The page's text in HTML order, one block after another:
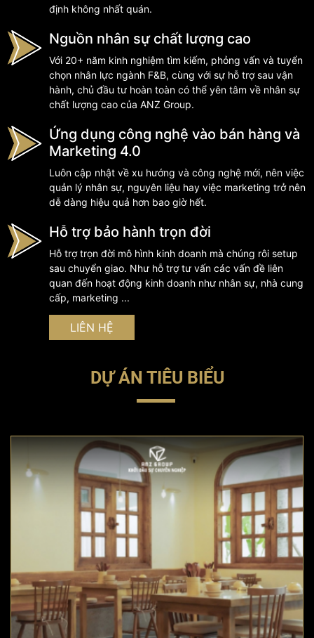
định không nhất quán.
Nguồn nhân sự chất lượng cao
Với 20+ năm kinh nghiệm tìm kiếm, phỏng vấn và tuyển
chọn nhân lực ngành F&B, cùng với sự hỗ trợ sau vận
hành, chủ đầu tư hoàn toàn có thể yên tâm về nhân sự
chất lượng cao của ANZ Group.
Ứng dụng công nghệ vào bán hàng và
Marketing 4.0
Luôn cập nhật về xu hướng và công nghệ mới, nên việc
quản lý nhân sự, nguyên liệu hay việc marketing trở nên
dễ dàng hiệu quả hơn bao giờ hết.
Hỗ trợ bảo hành trọn đời
Hỗ trợ trọn đời mô hình kinh doanh mà chúng rôi setup
sau chuyển giao. Như hỗ trợ tư vấn các vấn đề liên
quan đến hoạt động kinh doanh như nhân sự, nhà cung
cấp, marketing ...
LIÊN HỆ
DỰ ÁN TIÊU BIỂU